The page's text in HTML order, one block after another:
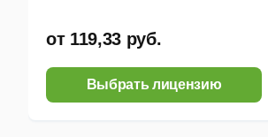
от 119,33 руб.
Выбрать лицензию